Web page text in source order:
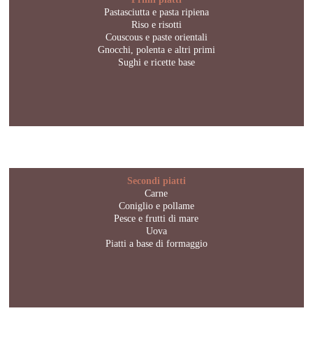
Pastasciutta e pasta ripiena
Riso e risotti
Couscous e paste orientali
Gnocchi, polenta e altri primi
Sughi e ricette base
Secondi piatti
Carne
Coniglio e pollame
Pesce e frutti di mare
Uova
Piatti a base di formaggio